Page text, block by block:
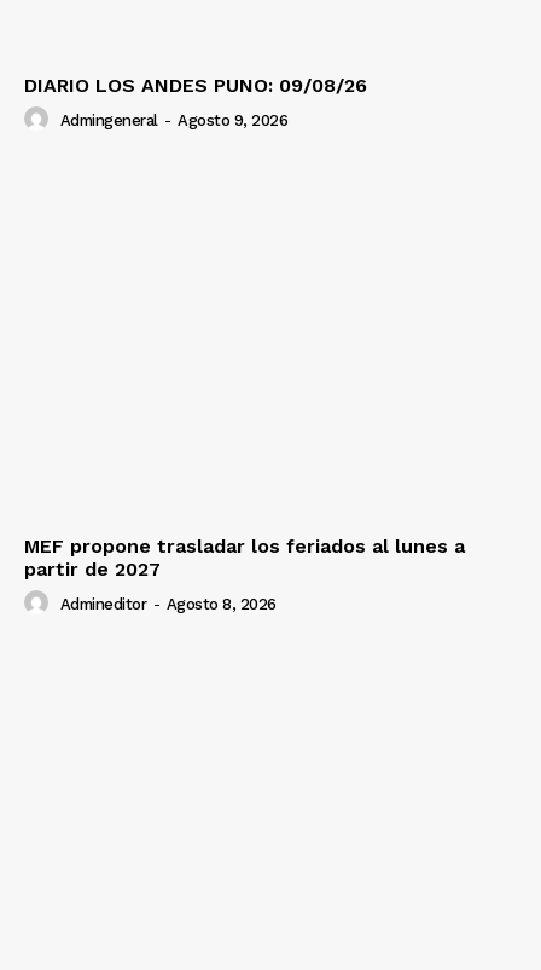
DIARIO LOS ANDES PUNO: 09/08/26
Admingeneral - Agosto 9, 2026
MEF propone trasladar los feriados al lunes a
partir de 2027
Admineditor - Agosto 8, 2026